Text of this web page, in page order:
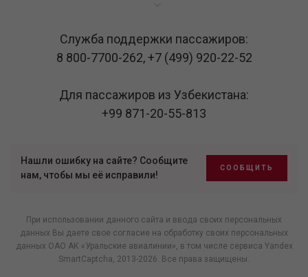
Служба поддержки пассажиров:
8 800-7700-262,+7 (499) 920-22-52
Для пассажиров из Узбекистана:
+99 871-20-55-813
Нашли ошибку на сайте? Сообщите
нам, чтобы мы её исправили!
СООБЩИТЬ
При использовании данного сайта и ввода своих персональных
данных Вы даете свое согласие на обработку своих персональных
данных ОАО АК «Уральские авиалинии», в том числе сервиса Yandex
SmartCaptcha, 2013-2026. Все права защищены.